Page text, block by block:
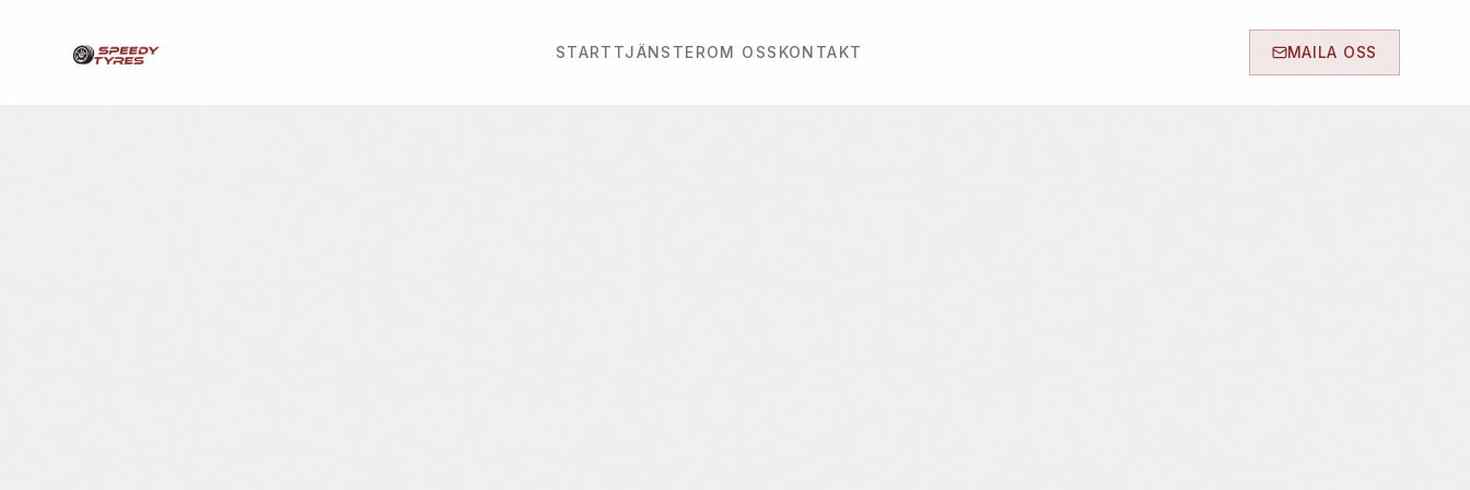
START TJÄNSTEROM OSS KONTAKT MAILA OSS